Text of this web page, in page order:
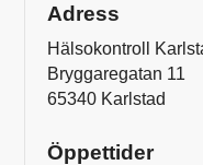
Adress
Hälsokontroll
Bryggaregatan 11
65340 Karlstad
Öppettider